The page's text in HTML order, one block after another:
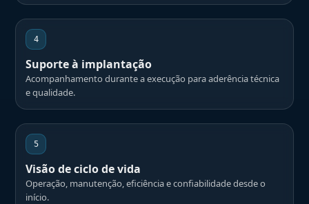
4
Suporte à implantação
Acompanhamento durante a execução para aderência técnica
e qualidade.
5
Visão de ciclo de vida
Operação, manutenção, eficiência e confiabilidade desde o
início.